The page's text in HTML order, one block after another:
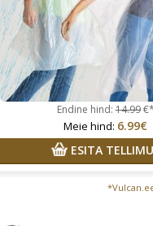
Endine hind:14.99€*
Meie hind: 6.99€
ESITA